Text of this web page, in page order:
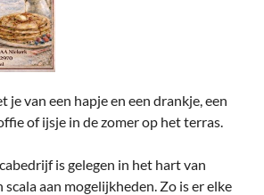
je van een hapje en een drankje, een
of ijsje in de zomer op het terras.
is gelegen in het hart van
aan mogelijkheden. Zo is er elke